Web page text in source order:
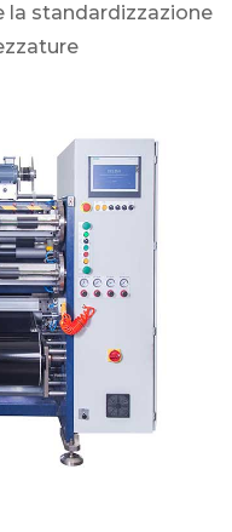
la standardizzazione